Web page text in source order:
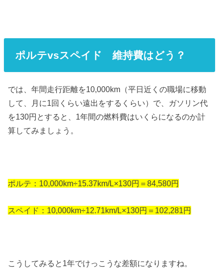
ポルテvsスペイド 維持費はどう？
では、年間走行距離を10,000km（平日近くの職場に移動
して、月に1回くらい遠出をするくらい）で、ガソリン代
を130円とすると、1年間の燃料費はいくらになるのか計
算してみましょう。
ポルテ：10,000km÷15.37km/L×130円＝84,580円
スペイド：10,000km÷12.71km/L×130円＝102,281円
こうしてみると1年でけっこうな差額になりますね。